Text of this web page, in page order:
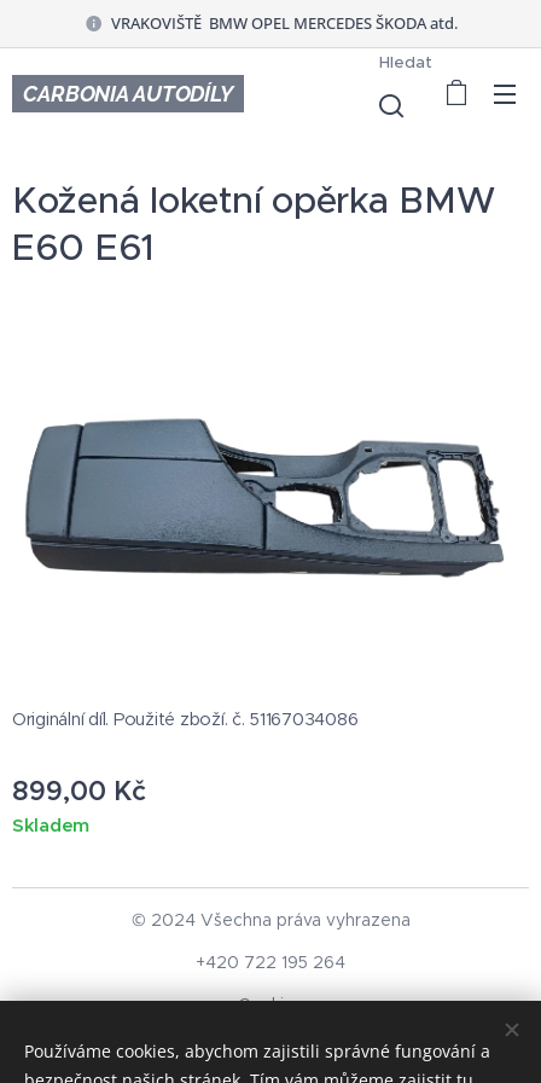
VRAKOVIŠTĚ BMW OPEL MERCEDES ŠKODA atd.
CARBONIA AUTODÍLY
Hledat
Kožená loketní opěrka BMW
E60 E61
Originální díl. Použité zboží. č. 51167034086
899,00 Kč
Skladem
© 2024 Všechna práva vyhrazena
+420 722 195 264
Cookies
Měna
Používáme cookies, abychom zajistili správné fungování a